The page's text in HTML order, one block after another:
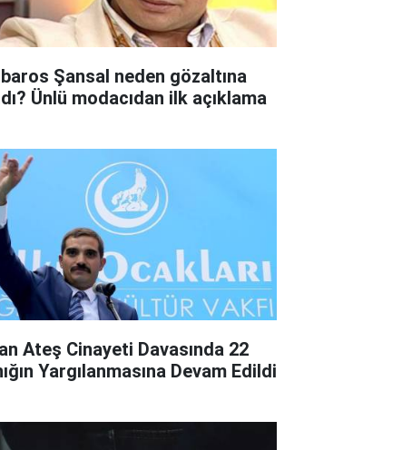
Şansal neden gözaltına
Ünlü modacıdan ilk açıklama
Ateş Cinayeti Davasında 22
Yargılanmasına Devam Edildi